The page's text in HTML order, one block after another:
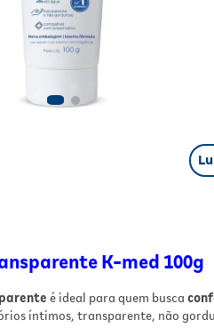
K-med 100g
é ideal para quem busca
íntimos, transparente, não